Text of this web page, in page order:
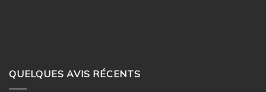
QUELQUES AVIS RÉCENTS